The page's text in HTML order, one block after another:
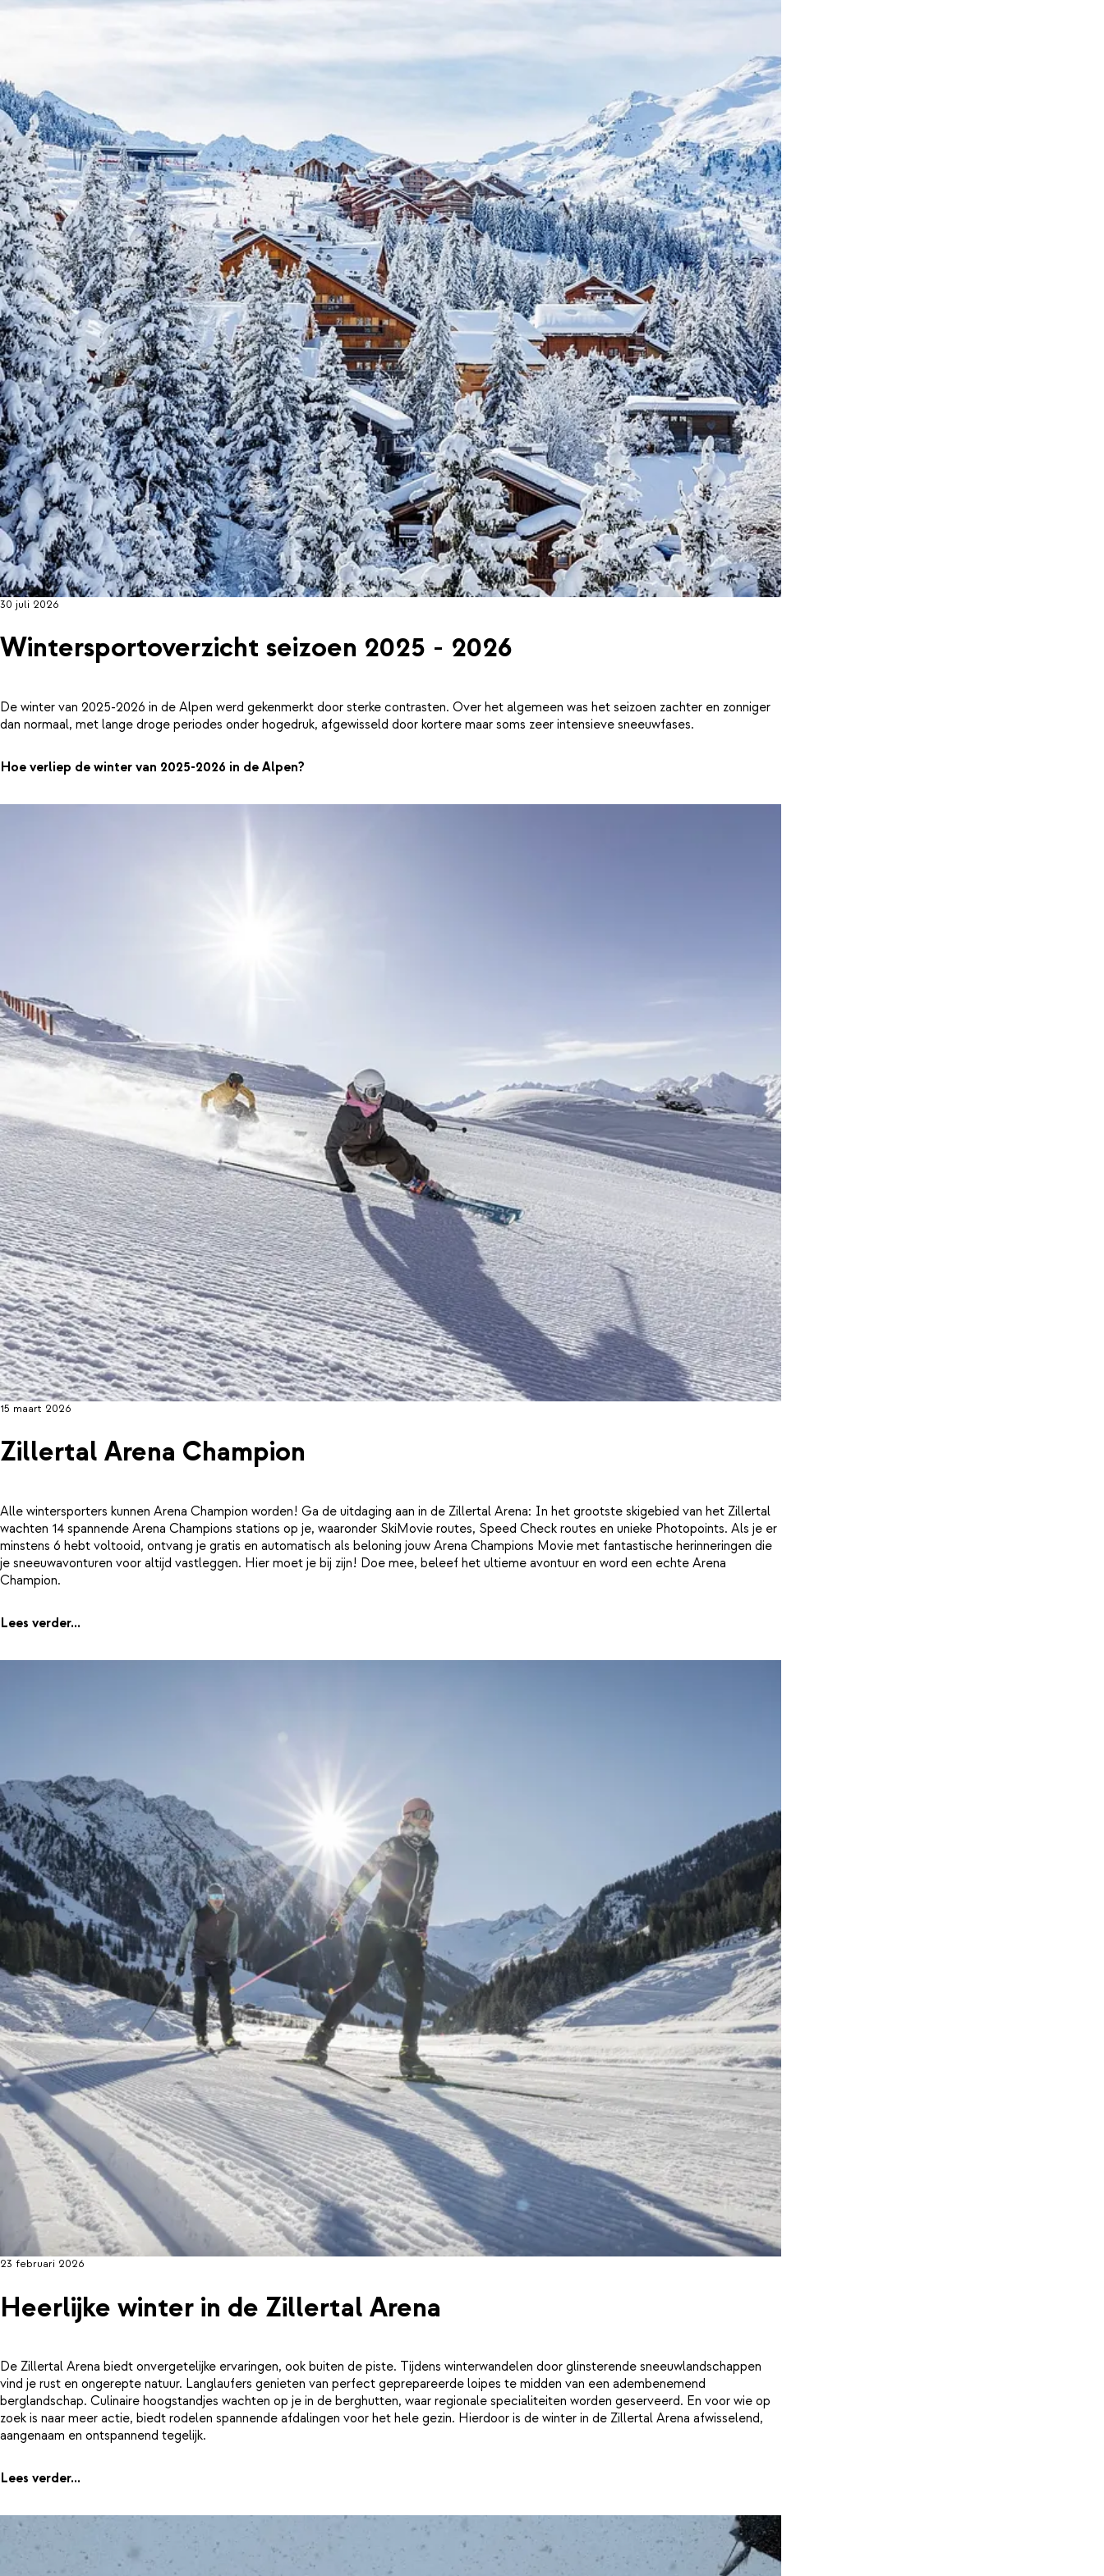
30 juli 2026
Wintersportoverzicht seizoen 2025 - 2026
De winter van 2025-2026 in de Alpen werd gekenmerkt door sterke contrasten. Over het algemeen was het seizoen zachter en zonniger
dan normaal, met lange droge periodes onder hogedruk, afgewisseld door kortere maar soms zeer intensieve sneeuwfases.
Hoe verliep de winter van 2025-2026 in de Alpen?
15 maart 2026
Zillertal Arena Champion
Alle wintersporters kunnen Arena Champion worden! Ga de uitdaging aan in de Zillertal Arena: In het grootste skigebied van het Zillertal
wachten 14 spannende Arena Champions stations op je, waaronder SkiMovie routes, Speed Check routes en unieke Photopoints. Als je er
minstens 6 hebt voltooid, ontvang je gratis en automatisch als beloning jouw Arena Champions Movie met fantastische herinneringen die
je sneeuwavonturen voor altijd vastleggen. Hier moet je bij zijn! Doe mee, beleef het ultieme avontuur en word een echte Arena
Champion.
Lees verder...
23 februari 2026
Heerlijke winter in de Zillertal Arena
De Zillertal Arena biedt onvergetelijke ervaringen, ook buiten de piste. Tijdens winterwandelen door glinsterende sneeuwlandschappen
vind je rust en ongerepte natuur. Langlaufers genieten van perfect geprepareerde loipes te midden van een adembenemend
berglandschap. Culinaire hoogstandjes wachten op je in de berghutten, waar regionale specialiteiten worden geserveerd. En voor wie op
zoek is naar meer actie, biedt rodelen spannende afdalingen voor het hele gezin. Hierdoor is de winter in de Zillertal Arena afwisselend,
aangenaam en ontspannend tegelijk.
Lees verder...